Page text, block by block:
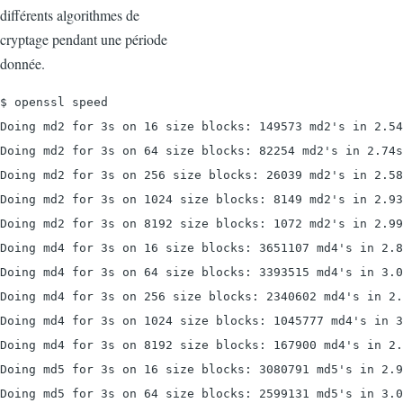
différents algorithmes de
cryptage pendant une période
donnée.
$ openssl speed
Doing md2 for 3s on 16 size blocks: 149573 md2's in
Doing md2 for 3s on 64 size blocks: 82254 md2's in 2.74s
Doing md2 for 3s on 256 size blocks: 26039 md2's in
Doing md2 for 3s on 1024 size blocks: 8149 md2's in
Doing md2 for 3s on 8192 size blocks: 1072 md2's in
Doing md4 for 3s on 16 size blocks: 3651107 md4's in
Doing md4 for 3s on 64 size blocks: 3393515 md4's in
Doing md4 for 3s on 256 size blocks: 2340602 md4's in
Doing md4 for 3s on 1024 size blocks: 1045777 md4's in
Doing md4 for 3s on 8192 size blocks: 167900 md4's in
Doing md5 for 3s on 16 size blocks: 3080791 md5's in
Doing md5 for 3s on 64 size blocks: 2599131 md5's in